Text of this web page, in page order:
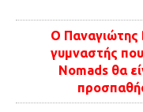
Food
Ο Παναγιώτης
γυμναστής
Nomads θα